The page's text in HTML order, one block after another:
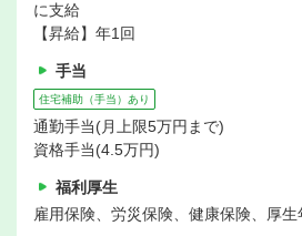
に支給
【昇給】年1回
手当
住宅補助（手当）あり
通勤手当(月上限5万円まで)
資格手当(4.5万円)
福利厚生
雇用保険、労災保険、健康保険、厚生